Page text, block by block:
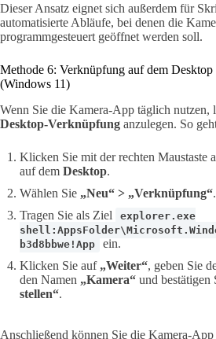
Dieser Ansatz eignet sich außerdem für
automatisierte Abläufe, bei denen die
programmgesteuert geöffnet werden soll.
Methode 6: Verknüpfung auf dem Desktop
(Windows 11)
Wenn Sie die Kamera-App täglich nutzen,
Desktop-Verknüpfung anzulegen. So
Klicken Sie mit der rechten Maustaste
auf dem Desktop.
Wählen Sie „Neu“ > „Verknüpfung“.
Tragen Sie als Ziel
explorer.exe
b3d8bbwe!App
ein.
Klicken Sie auf „Weiter“, geben Sie
den Namen „Kamera“ und bestätigen
stellen“.
Anschließend können Sie die Kamera-